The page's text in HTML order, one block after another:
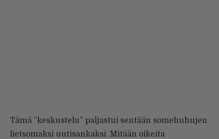
Tämä ”keskustelu” paljastui sentään somehuhujen
lietsomaksi uutisankaksi. Mitään oikeita